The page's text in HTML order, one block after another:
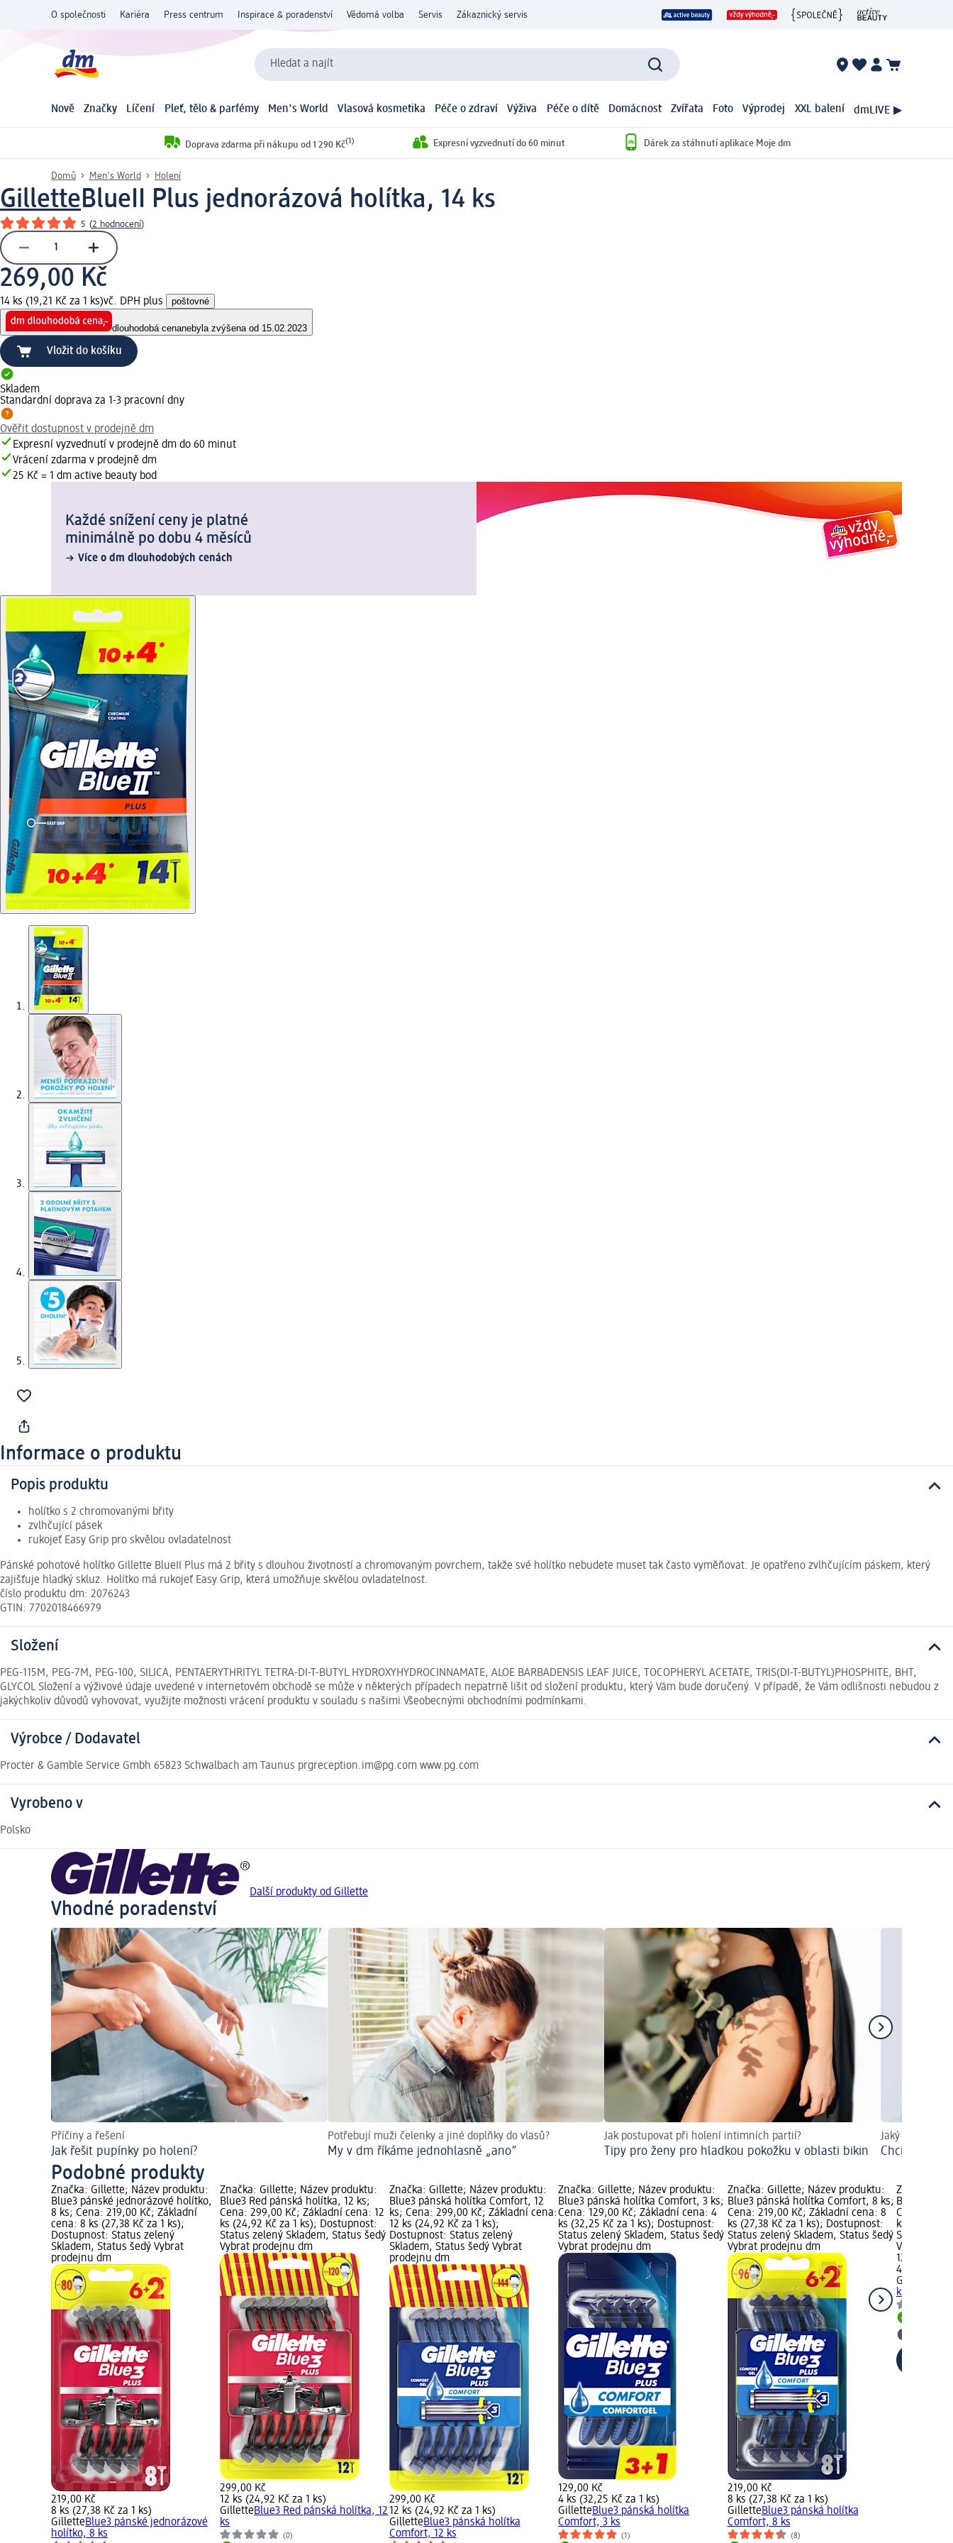
O společnosti Kariéra Press centrum Inspirace & poradenství Vědomá volba Servis Zákaznický servis
Hledat a najít
Nově Značky Líčení Pleť, tělo & parfémy Men's World Vlasová kosmetika Péče o zdraví Výživa Péče o dítě Domácnost Zvířata Foto Výprodej XXL balení dmLIVE ▶
Doprava zdarma při nákupu od 1 290 Kč(1) Expresní vyzvednutí do 60 minut Dárek za stáhnutí aplikace Moje dm
Domů Men's World Holení
GilletteBlueII Plus jednorázová holítka, 14 ks
5 (2 hodnocení)
269,00 Kč
14 ks (19,21 Kč za 1 ks)vč. DPH plus poštovné
dlouhodobá cenanebyla zvýšena od 15.02.2023
Vložit do košíku
Skladem
Standardní doprava za 1-3 pracovní dny
Ověřit dostupnost v prodejně dm
Expresní vyzvednutí v prodejně dm do 60 minut
Vrácení zdarma v prodejně dm
25 Kč = 1 dm active beauty bod
Každé snížení ceny je platné
minimálně po dobu 4 měsíců
Více o dm dlouhodobých cenách
Informace o produktu
Popis produktu
holítko s 2 chromovanými břity
zvlhčující pásek
rukojeť Easy Grip pro skvělou ovladatelnost
Pánské pohotové holítko Gillette BlueII Plus má 2 břity s dlouhou životností a chromovaným povrchem, takže své holítko nebudete muset tak často vyměňovat. Je opatřeno zvlhčujícím páskem, který
zajišťuje hladký skluz. Holítko má rukojeť Easy Grip, která umožňuje skvělou ovladatelnost.
číslo produktu dm: 2076243
GTIN: 7702018466979
Složení
PEG-115M, PEG-7M, PEG-100, SILICA, PENTAERYTHRITYL TETRA-DI-T-BUTYL HYDROXYHYDROCINNAMATE, ALOE BARBADENSIS LEAF JUICE, TOCOPHERYL ACETATE, TRIS(DI-T-BUTYL)PHOSPHITE, BHT,
GLYCOL Složení a výživové údaje uvedené v internetovém obchodě se může v některých případech nepatrně lišit od složení produktu, který Vám bude doručený. V případě, že Vám odlišnosti nebudou z
jakýchkoliv důvodů vyhovovat, využijte možnosti vrácení produktu v souladu s našimi Všeobecnými obchodními podmínkami.
Výrobce / Dodavatel
Procter & Gamble Service Gmbh 65823 Schwalbach am Taunus prgreception.im@pg.com www.pg.com
Vyrobeno v
Polsko
Další produkty od Gillette
Vhodné poradenství
Příčiny a řešení
Jak řešit pupínky po holení?
Potřebují muži čelenky a jiné doplňky do vlasů?
My v dm říkáme jednohlasně „ano”
Jak postupovat při holení intimních partií?
Tipy pro ženy pro hladkou pokožku v oblasti bikin
Jaký pánský
Chci zjistit
Podobné produkty
Značka: Gillette; Název produktu:
Blue3 pánské jednorázové holítko,
8 ks; Cena: 219,00 Kč; Základní
cena: 8 ks (27,38 Kč za 1 ks);
Dostupnost: Status zelený
Skladem, Status šedý Vybrat
prodejnu dm
219,00 Kč
8 ks (27,38 Kč za 1 ks)
GilletteBlue3 pánské jednorázové
holítko, 8 ks
Značka: Gillette; Název produktu:
Blue3 Red pánská holítka, 12 ks;
Cena: 299,00 Kč; Základní cena: 12
ks (24,92 Kč za 1 ks); Dostupnost:
Status zelený Skladem, Status šedý
Vybrat prodejnu dm
299,00 Kč
12 ks (24,92 Kč za 1 ks)
GilletteBlue3 Red pánská holítka, 12
ks
(0)
Značka: Gillette; Název produktu:
Blue3 pánská holítka Comfort, 12
ks; Cena: 299,00 Kč; Základní cena:
12 ks (24,92 Kč za 1 ks);
Dostupnost: Status zelený
Skladem, Status šedý Vybrat
prodejnu dm
299,00 Kč
12 ks (24,92 Kč za 1 ks)
GilletteBlue3 pánská holítka
Comfort, 12 ks
Značka: Gillette; Název produktu:
Blue3 pánská holítka Comfort, 3 ks;
Cena: 129,00 Kč; Základní cena: 4
ks (32,25 Kč za 1 ks); Dostupnost:
Status zelený Skladem, Status šedý
Vybrat prodejnu dm
129,00 Kč
4 ks (32,25 Kč za 1 ks)
GilletteBlue3 pánská holítka
Comfort, 3 ks
(1)
Značka: Gillette; Název produktu:
Blue3 pánská holítka Comfort, 8 ks;
Cena: 219,00 Kč; Základní cena: 8
ks (27,38 Kč za 1 ks); Dostupnost:
Status zelený Skladem, Status šedý
Vybrat prodejnu dm
219,00 Kč
8 ks (27,38 Kč za 1 ks)
GilletteBlue3 pánská holítka
Comfort, 8 ks
(8)
Značka:
Blue3 Red
Cena:
ks (32,25
Status
Vybrat
129,00 Kč
4 ks (32,25
Gillette
ks